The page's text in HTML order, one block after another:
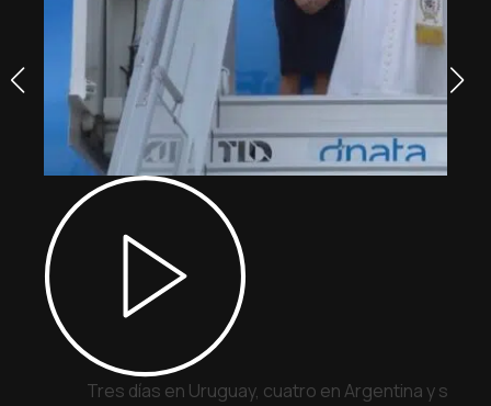
Tres días en Uruguay, cuatro en Argentina y siete